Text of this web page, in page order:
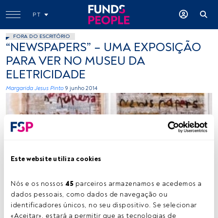
Este website utiliza cookies
Nós e os nossos 45 parceiros armazenamos e acedemos a
dados pessoais, como dados de navegação ou
identificadores únicos, no seu dispositivo. Se selecionar
«Aceitar», estará a permitir que as tecnologias de
PT
FORA DO ESCRITÓRIO
“NEWSPAPERS” – UMA EXPOSIÇÃO
PARA VER NO MUSEU DA
ELETRICIDADE
Margarida Jesus Pinto 9 junho 2014
Tempo de leitura:1 min.